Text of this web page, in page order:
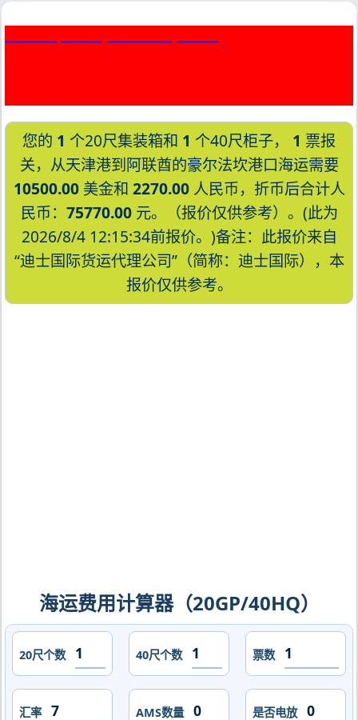
您的 1 个20尺集装箱和 1 个40尺柜子， 1 票报
关，从天津港到阿联酋的豪尔法坎港口海运需要
10500.00美金和 2270.00人民币，折币后合计人
民币： 75770.00元。（报价仅供参考）。(此为
2026/8/4 12:15:34前报价。)备注：此报价来自
“迪士国际货运代理公司”（简称：迪士国际），本
报价仅供参考。
海运费用计算器（20GP/40HQ）
20尺个数 40尺个数 票数
汇率 AMS数量 是否电放